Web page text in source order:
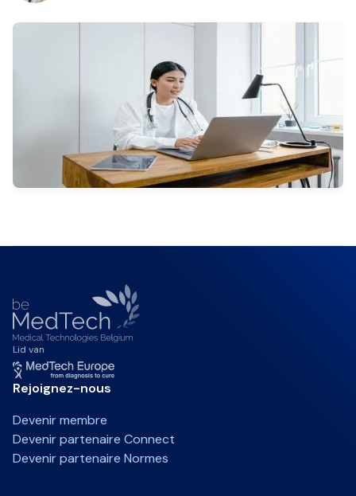
Lid van
Rejoignez-nous
Devenir membre
Devenir partenaire Connect
Devenir partenaire Normes